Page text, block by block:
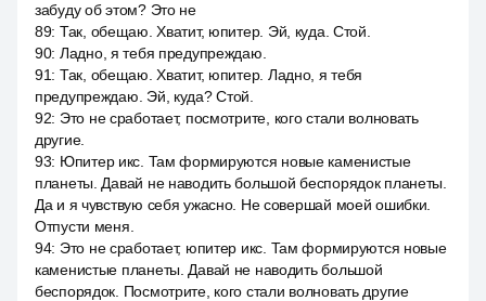
забуду об этом? Это не
89: Так, обещаю. Хватит, юпитер. Эй, куда. Стой.
90: Ладно, я тебя предупреждаю.
91: Так, обещаю. Хватит, юпитер. Ладно, я тебя
предупреждаю. Эй, куда? Стой.
92: Это не сработает, посмотрите, кого стали волновать
другие.
93: Юпитер икс. Там формируются новые каменистые
планеты. Давай не наводить большой беспорядок планеты.
Да и я чувствую себя ужасно. Не совершай моей ошибки.
Отпусти меня.
94: Это не сработает, юпитер икс. Там формируются новые
каменистые планеты. Давай не наводить большой
беспорядок. Посмотрите, кого стали волновать другие